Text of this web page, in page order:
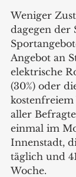
Weniger
dagegen der
Angebot an
elektrische
(30%) oder
kostenfreiem
aller
einmal im
Innenstadt,
täglich und
Woche.